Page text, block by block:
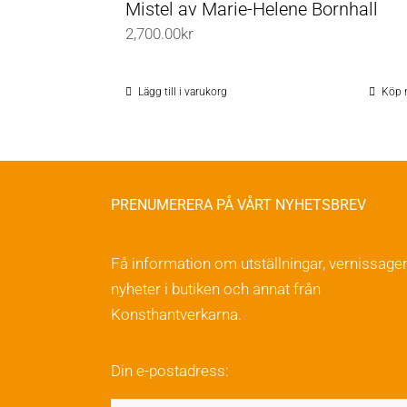
Mistel av Marie-Helene Bornhall
2,700.00kr
Lägg till i varukorg Köp
PRENUMERERA PÅ VÅRT NYHETSBREV
Få information om utställningar,
nyheter i butiken och annat från
Konsthantverkarna.
Din e-postadress: